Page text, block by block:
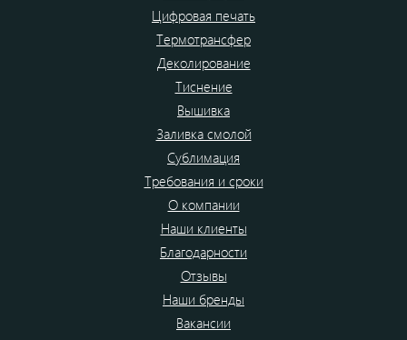
Цифровая печать
Термотрансфер
Деколирование
Тиснение
Вышивка
Заливка смолой
Сублимация
Требования и сроки
О компании
Наши клиенты
Благодарности
Отзывы
Наши бренды
Вакансии